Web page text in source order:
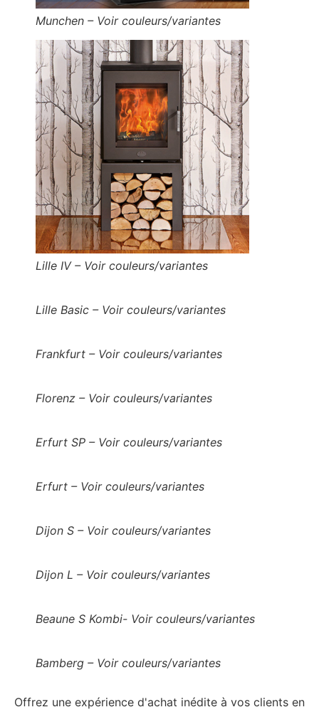
Munchen – Voir couleurs/variantes
Lille IV – Voir couleurs/variantes
Lille Basic – Voir couleurs/variantes
Frankfurt – Voir couleurs/variantes
Florenz – Voir couleurs/variantes
Erfurt SP – Voir couleurs/variantes
Erfurt – Voir couleurs/variantes
Dijon S – Voir couleurs/variantes
Dijon L – Voir couleurs/variantes
Beaune S Kombi- Voir couleurs/variantes
Bamberg – Voir couleurs/variantes
Offrez une expérience d'achat inédite à vos clients en